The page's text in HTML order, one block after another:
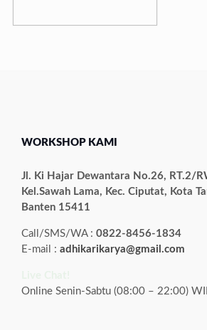
WORKSHOP KAMI
Jl. Ki Hajar Dewantara No.26, RT.2/
Kel.Sawah Lama, Kec. Ciputat, Kota
Banten 15411
Call/SMS/WA : 0822-8456-1834
E-mail : adhikarikarya@gmail.com
Online Senin-Sabtu (08:00 – 22:00)